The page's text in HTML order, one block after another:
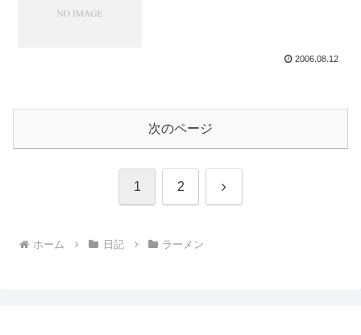
2006.08.12
次のページ
1 2 次
ホーム 日記 ラーメン